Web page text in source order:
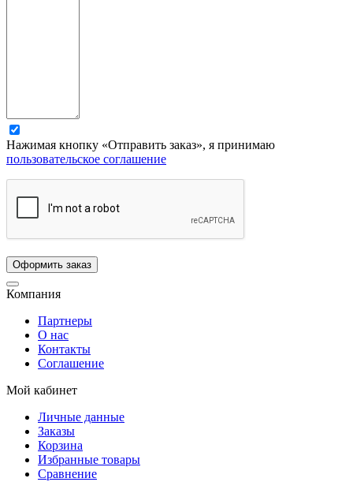
Нажимая кнопку «Отправить заказ», я принимаю
пользовательское соглашение
Компания
Партнеры
О нас
Контакты
Соглашение
Мой кабинет
Личные данные
Заказы
Корзина
Избранные товары
Сравнение